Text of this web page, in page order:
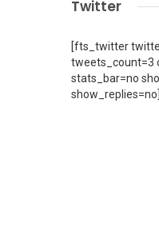
Twitter
[fts_twitter
tweets_count=3
stats_bar=no
show_replies=no]